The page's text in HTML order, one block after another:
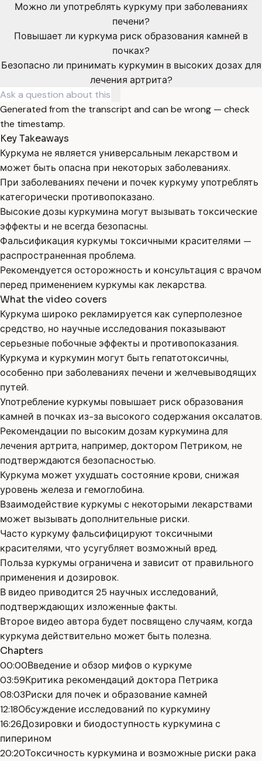
Можно ли употреблять куркуму при заболеваниях
печени?
Повышает ли куркума риск образования камней в
почках?
Безопасно ли принимать куркумин в высоких дозах для
лечения артрита?
Generated from the transcript and can be wrong — check
the timestamp.
Key Takeaways
Куркума не является универсальным лекарством и
может быть опасна при некоторых заболеваниях.
При заболеваниях печени и почек куркуму употреблять
категорически противопоказано.
Высокие дозы куркумина могут вызывать токсические
эффекты и не всегда безопасны.
Фальсификация куркумы токсичными красителями —
распространенная проблема.
Рекомендуется осторожность и консультация с врачом
перед применением куркумы как лекарства.
What the video covers
Куркума широко рекламируется как суперполезное
средство, но научные исследования показывают
серьезные побочные эффекты и противопоказания.
Куркума и куркумин могут быть гепатотоксичны,
особенно при заболеваниях печени и желчевыводящих
путей.
Употребление куркумы повышает риск образования
камней в почках из-за высокого содержания оксалатов.
Рекомендации по высоким дозам куркумина для
лечения артрита, например, доктором Петриком, не
подтверждаются безопасностью.
Куркума может ухудшать состояние крови, снижая
уровень железа и гемоглобина.
Взаимодействие куркумы с некоторыми лекарствами
может вызывать дополнительные риски.
Часто куркуму фальсифицируют токсичными
красителями, что усугубляет возможный вред.
Польза куркумы ограничена и зависит от правильного
применения и дозировок.
В видео приводится 25 научных исследований,
подтверждающих изложенные факты.
Второе видео автора будет посвящено случаям, когда
куркума действительно может быть полезна.
Chapters
00:00Введение и обзор мифов о куркуме
03:59Критика рекомендаций доктора Петрика
08:03Риски для почек и образование камней
12:18Обсуждение исследований по куркумину
16:26Дозировки и биодоступность куркумина с
пиперином
20:20Токсичность куркумина и возможные риски рака